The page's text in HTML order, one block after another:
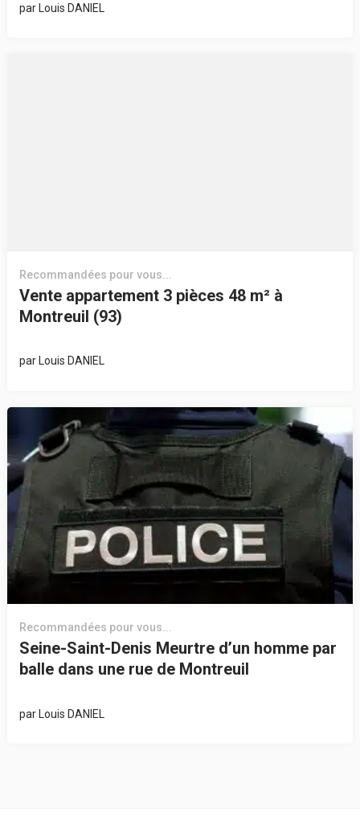
parLouis DANIEL
Recommandées pour vous...
Vente appartement 3 pièces 48 m² à
Montreuil (93)
par Louis DANIEL
Recommandées pour vous...
Seine-Saint-Denis Meurtre d’un homme par
balle dans une rue de Montreuil
par Louis DANIEL